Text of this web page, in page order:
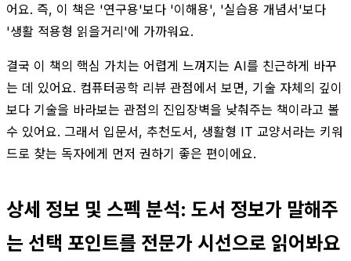
어요. 즉, 이 책은 '연구용'보다 '이해용', '실습용 개념서'보다
'생활 적용형 읽을거리'에 가까워요.
결국 이 책의 핵심 가치는 어렵게 느껴지는 AI를 친근하게 바꾸
는 데 있어요. 컴퓨터공학 리뷰 관점에서 보면, 기술 자체의 깊이
보다 기술을 바라보는 관점의 진입장벽을 낮춰주는 책이라고 볼
수 있어요. 그래서 입문서, 추천도서, 생활형 IT 교양서라는 키워
드로 찾는 독자에게 먼저 권하기 좋은 편이에요.
상세 정보 및 스펙 분석: 도서 정보가 말해주
는 선택 포인트를 전문가 시선으로 읽어봐요